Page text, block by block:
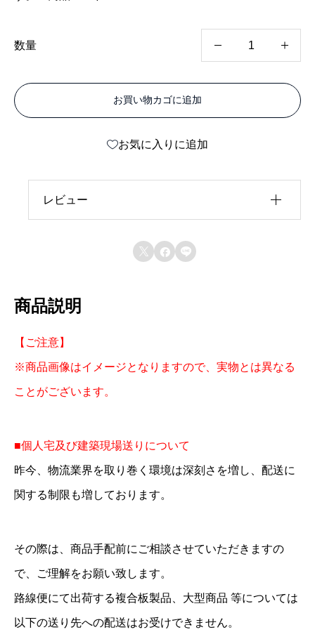
数量
キ
メ
ホ
3
0
0
お買い物カゴに追加
お気に入りに追加
レビュー
レビュー投稿には、会員登録が必要です。
会員登録する
  
商品説明
【ご注意】
※商品画像はイメージとなりますので、実物とは異なる
ことがございます。
■個人宅及び建築現場送りについて
昨今、物流業界を取り巻く環境は深刻さを増し、配送に
関する制限も増しております。
その際は、商品手配前にご相談させていただきますの
で、ご理解をお願い致します。
路線便にて出荷する複合板製品、大型商品 等については
以下の送り先への配送はお受けできません。